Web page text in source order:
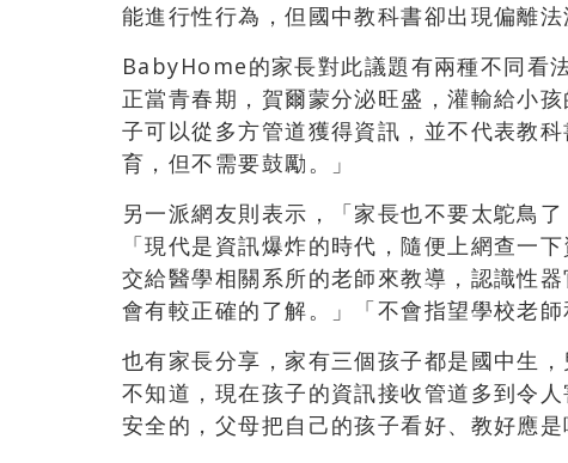
能進行性行為，但國中教科書卻出現偏離法
BabyHome的家長對此議題有兩種不同看
正當青春期，賀爾蒙分泌旺盛，灌輸給小
子可以從多方管道獲得資訊，並不代表教
育，但不需要鼓勵。」
另一派網友則表示，「家長也不要太鴕鳥
「現代是資訊爆炸的時代，隨便上網查一
交給醫學相關系所的老師來教導，認識性
會有較正確的了解。」「不會指望學校老
也有家長分享，家有三個孩子都是國中生
不知道，現在孩子的資訊接收管道多到令
安全的，父母把自己的孩子看好、教好應是